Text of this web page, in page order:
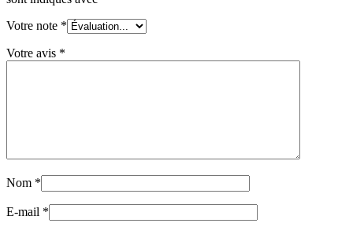
Votre note *
Votre avis *
Nom *
E-mail *